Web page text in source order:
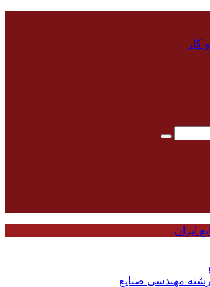
مهندسی صنایع